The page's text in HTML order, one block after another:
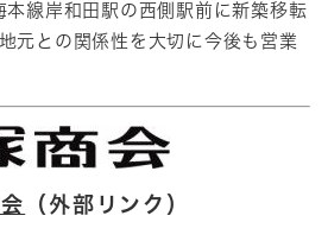
線岸和田駅の西側駅前に新築移転
元との関係性を大切に今後も営業
（外部リンク）